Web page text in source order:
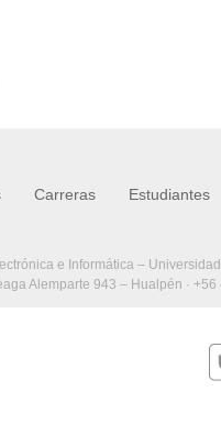
Carreras Estudiantes
e Informática –
Alemparte 943 – Hualpén ·